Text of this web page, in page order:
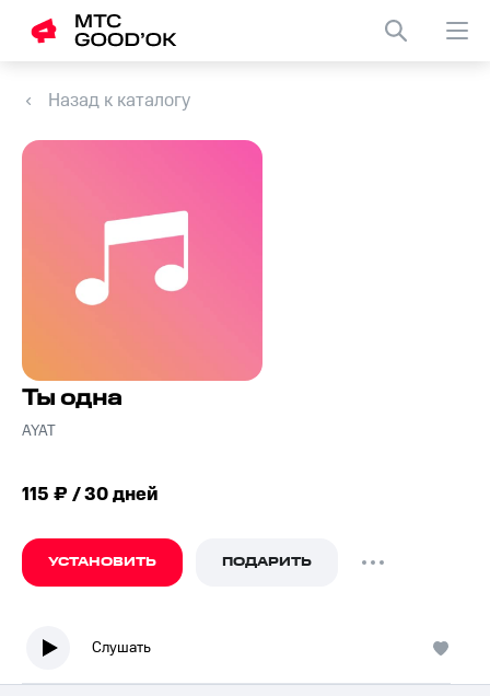
Назад к каталогу
Ты одна
AYAT
115 ₽ / 30 дней
УСТАНОВИТЬ ПОДАРИТЬ
Слушать